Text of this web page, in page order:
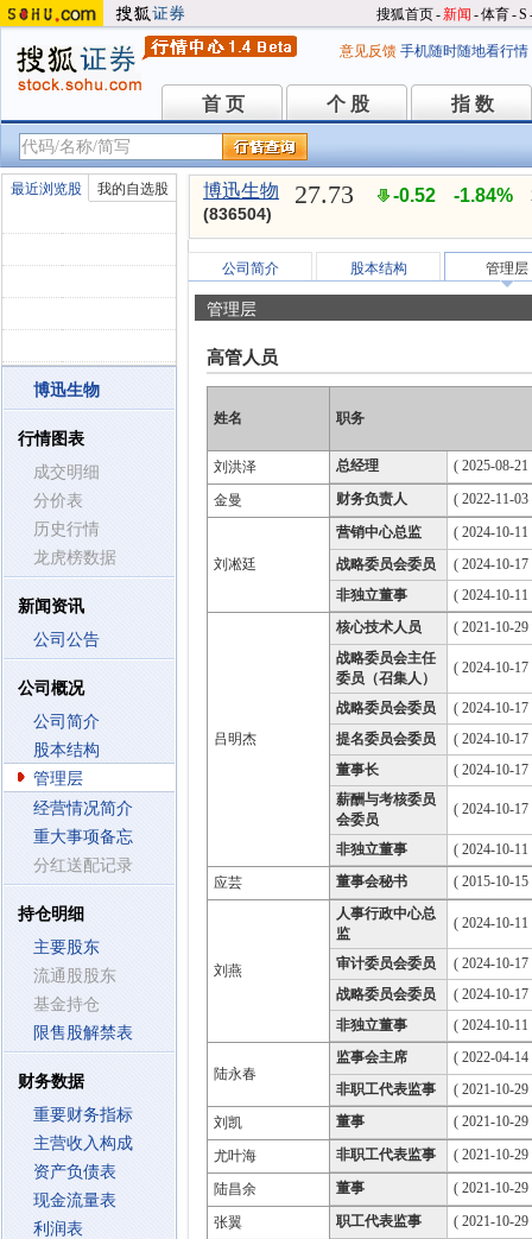
搜狐首页-新闻 -体育-S
意见反馈 手机随时随地看行情
首 页
首 页 个 股
个 股 指 数
指 数
最近浏览股 我的自选股
博迅生物
行情图表
成交明细
分价表
历史行情
龙虎榜数据
新闻资讯
公司公告
公司概况
公司简介
股本结构
管理层
经营情况简介
重大事项备忘
分红送配记录
持仓明细
主要股东
流通股股东
基金持仓
限售股解禁表
财务数据
重要财务指标
主营收入构成
资产负债表
现金流量表
利润表
博迅生物
(836504)
27.73 -0.52 -1.84%
公司简介 股本结构 管理层
管理层
高管人员
姓名 职务
刘洪泽 总经理 ( 2025-08-
金曼 财务负责人 ( 2022-11-
刘凇廷
营销中心总监
( 2024-10-
战略委员会委员
( 2024-10-
非独立董事
( 2024-10-
吕明杰
核心技术人员
( 2021-10-
战略委员会主任
委员（召集人）
( 2024-10-
战略委员会委员
( 2024-10-
提名委员会委员
( 2024-10-
董事长
( 2024-10-
薪酬与考核委员
会委员
( 2024-10-
非独立董事
( 2024-10-
应芸
董事会秘书 ( 2015-10-
刘燕
人事行政中心总
监
( 2024-10-
审计委员会委员
( 2024-10-
战略委员会委员
( 2024-10-
非独立董事
( 2024-10-
陆永春
监事会主席
( 2022-04-
非职工代表监事
( 2021-10-
刘凯
董事 ( 2021-10-
尤叶海 非职工代表监事 ( 2021-10-
陆昌余 董事 ( 2021-10-
张翼 职工代表监事 ( 2021-10-